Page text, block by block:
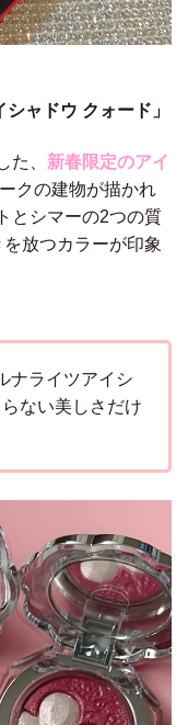
ャドウ クォード」
た、 新春限定のアイ
クの建物が描かれ
とシマーの2つの質
放つカラーが印象
ナライツアイシ
ない美しさだけ